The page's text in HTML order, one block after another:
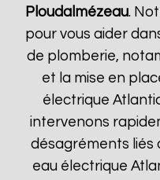
Ploudalmézeau.
pour vous aider
de plomberie,
et la mise en
électrique
intervenons
désagréments liés
eau électrique